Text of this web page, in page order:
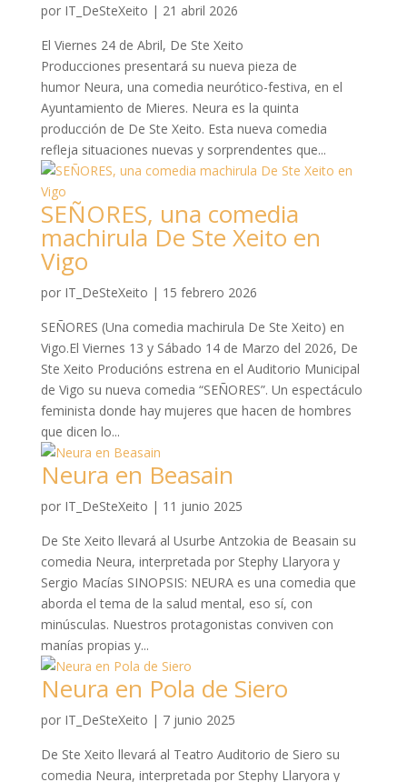
por IT_DeSteXeito | 21 abril 2026
El Viernes 24 de Abril, De Ste Xeito
Producciones presentará su nueva pieza de
humor Neura, una comedia neurótico-festiva, en el
Ayuntamiento de Mieres. Neura es la quinta
producción de De Ste Xeito. Esta nueva comedia
refleja situaciones nuevas y sorprendentes que...
SEÑORES, una comedia
machirula De Ste Xeito en
Vigo
por IT_DeSteXeito | 15 febrero 2026
SEÑORES (Una comedia machirula De Ste Xeito) en
Vigo.El Viernes 13 y Sábado 14 de Marzo del 2026, De
Ste Xeito Producións estrena en el Auditorio Municipal
de Vigo su nueva comedia “SEÑORES”. Un espectáculo
feminista donde hay mujeres que hacen de hombres
que dicen lo...
Neura en Beasain
por IT_DeSteXeito | 11 junio 2025
De Ste Xeito llevará al Usurbe Antzokia de Beasain su
comedia Neura, interpretada por Stephy Llaryora y
Sergio Macías SINOPSIS: NEURA es una comedia que
aborda el tema de la salud mental, eso sí, con
minúsculas. Nuestros protagonistas conviven con
manías propias y...
Neura en Pola de Siero
por IT_DeSteXeito | 7 junio 2025
De Ste Xeito llevará al Teatro Auditorio de Siero su
comedia Neura, interpretada por Stephy Llaryora y